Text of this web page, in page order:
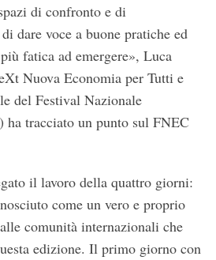
di confronto e di
dare voce a buone pratiche ed
fatica ad emergere», Luca
Nuova Economia per Tutti e
del Festival Nazionale
ha tracciato un punto sul FNEC
il lavoro della quattro giorni:
come un vero e proprio
comunità internazionali che
edizione. Il primo giorno con